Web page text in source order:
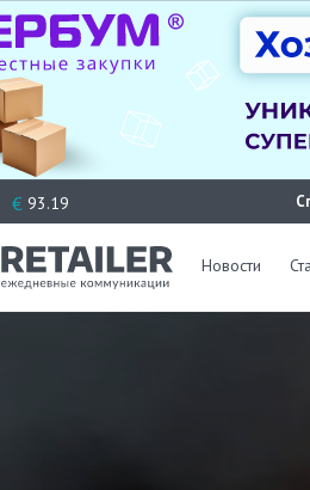
€ 93.19
Новости